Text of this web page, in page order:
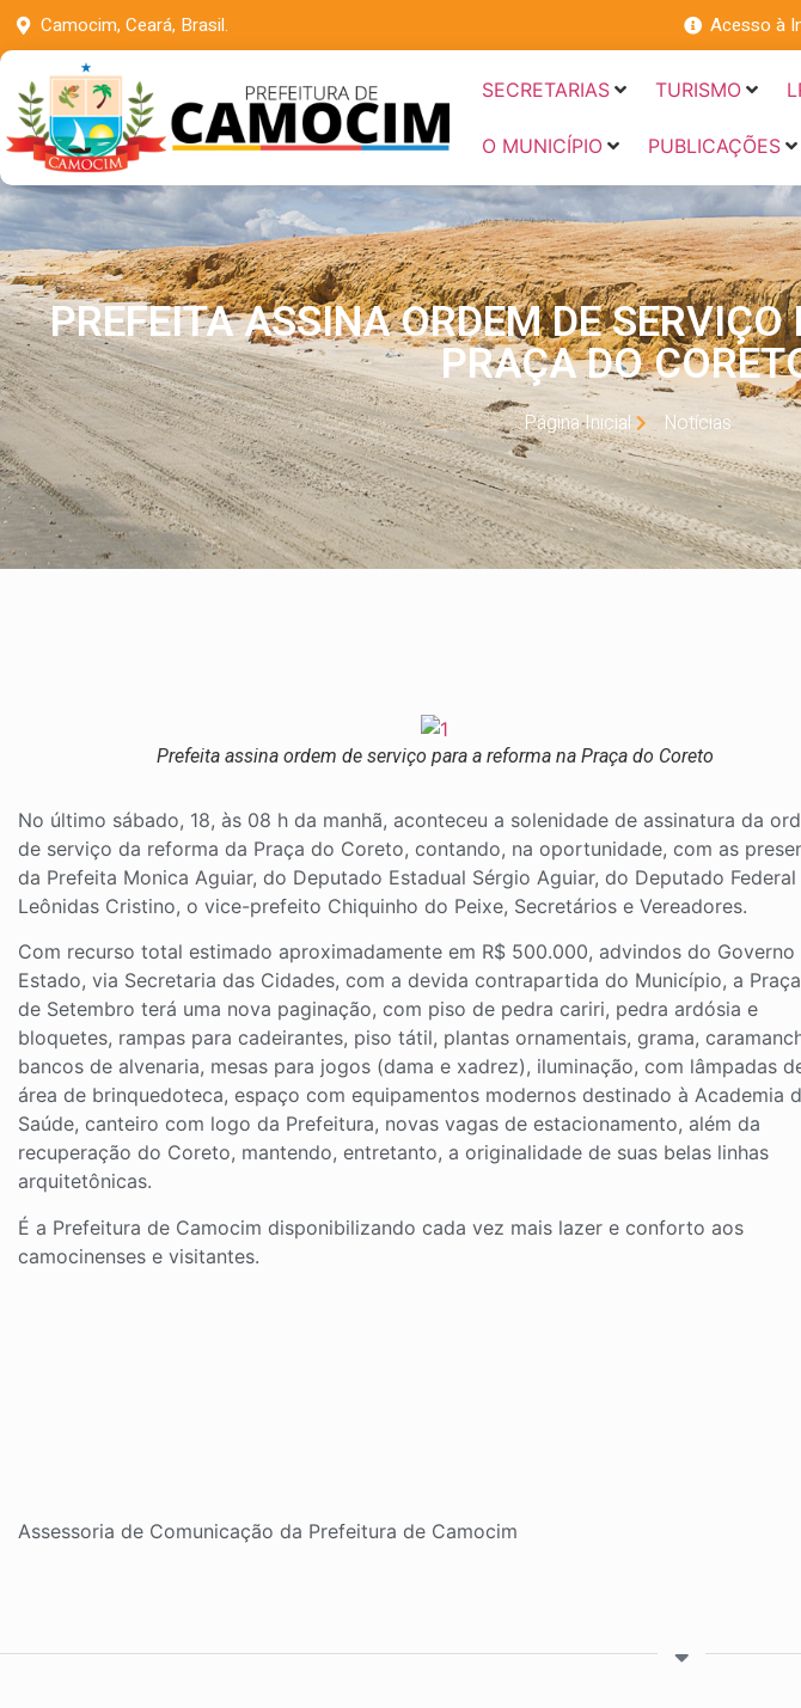
Camocim, Ceará, Brasil. Acesso à
SECRETARIAS TURISMO
O MUNICÍPIO PUBLICAÇÕES
PREFEITA ASSINA ORDEM DE
PRAÇA DO
Página Inicial Notícias
Prefeita assina ordem de serviço para a reforma na Praça do Coreto
No último sábado, 18, às 08 h da manhã, aconteceu a solenidade de assinatura da
de serviço da reforma da Praça do Coreto, contando, na oportunidade, com as
da Prefeita Monica Aguiar, do Deputado Estadual Sérgio Aguiar, do Deputado Federal
Leônidas Cristino, o vice-prefeito Chiquinho do Peixe, Secretários e Vereadores.
Com recurso total estimado aproximadamente em R$ 500.000, advindos do Governo
Estado, via Secretaria das Cidades, com a devida contrapartida do Município, a
de Setembro terá uma nova paginação, com piso de pedra cariri, pedra ardósia e
bloquetes, rampas para cadeirantes, piso tátil, plantas ornamentais, grama,
bancos de alvenaria, mesas para jogos (dama e xadrez), iluminação, com lâmpadas
área de brinquedoteca, espaço com equipamentos modernos destinado à Academia
Saúde, canteiro com logo da Prefeitura, novas vagas de estacionamento, além da
recuperação do Coreto, mantendo, entretanto, a originalidade de suas belas linhas
arquitetônicas.
É a Prefeitura de Camocim disponibilizando cada vez mais lazer e conforto aos
camocinenses e visitantes.
Assessoria de Comunicação da Prefeitura de Camocim